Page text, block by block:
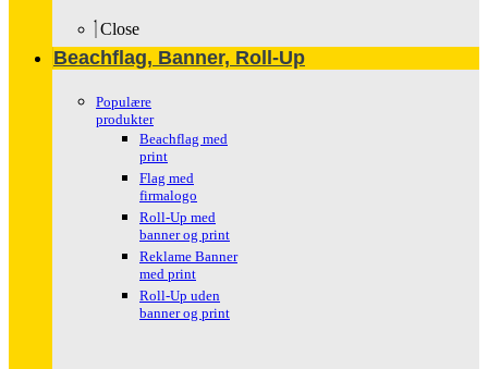
Close
Beachflag, Banner, Roll-Up
Populære
produkter
Beachflag med
print
Flag med
firmalogo
Roll-Up med
banner og print
Reklame Banner
med print
Roll-Up uden
banner og print